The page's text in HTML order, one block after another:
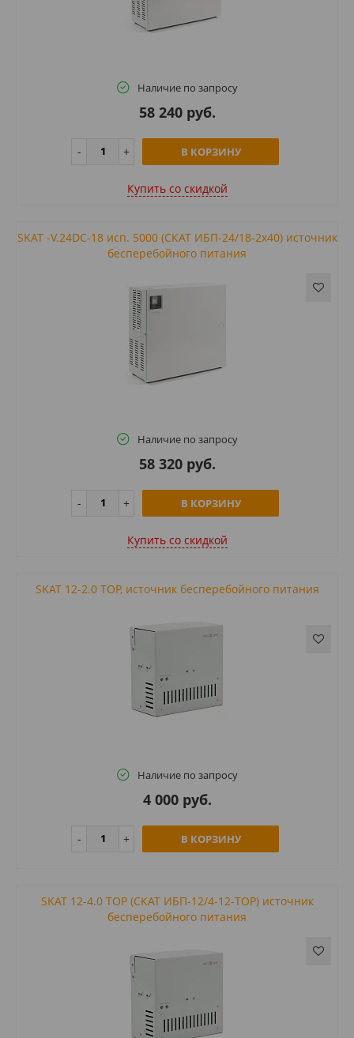
Наличие по запросу
58 240 руб.
В КОРЗИНУ
Купить cо скидкой
SKAT -V.24DC-18 исп. 5000 (СКАТ ИБП-24/18-2x40) источник
бесперебойного питания
Наличие по запросу
58 320 руб.
В КОРЗИНУ
Купить cо скидкой
SKAT 12-2.0 TOP, источник бесперебойного питания
Наличие по запросу
4 000 руб.
В КОРЗИНУ
SKAT 12-4.0 TOP (СКАТ ИБП-12/4-12-TOP) источник
бесперебойного питания